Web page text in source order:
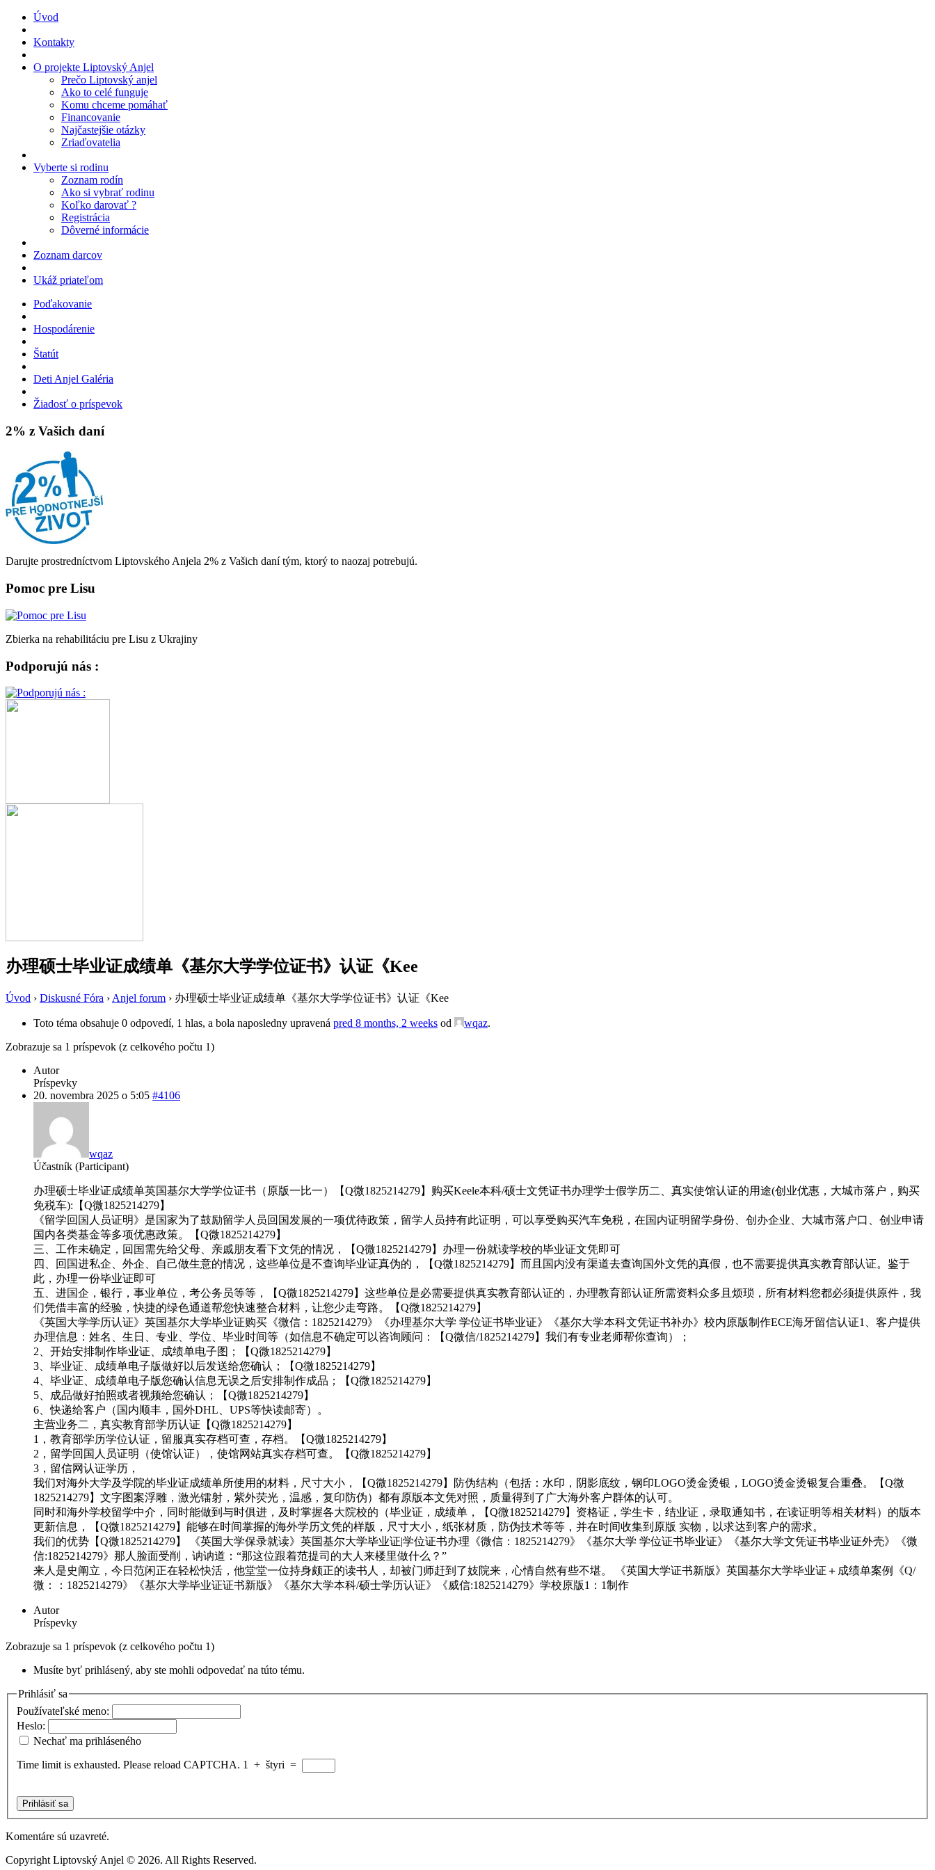
Úvod
Kontakty
O projekte Liptovský Anjel
Prečo Liptovský anjel
Ako to celé funguje
Komu chceme pomáhať
Financovanie
Najčastejšie otázky
Zriaďovatelia
Vyberte si rodinu
Zoznam rodín
Ako si vybrať rodinu
Koľko darovať ?
Registrácia
Dôverné informácie
Zoznam darcov
Ukáž priateľom
Poďakovanie
Hospodárenie
Štatút
Deti Anjel Galéria
Žiadosť o príspevok
2% z Vašich daní
Darujte prostredníctvom Liptovského Anjela 2% z Vašich daní tým, ktorý to naozaj potrebujú.
Pomoc pre Lisu
Zbierka na rehabilitáciu pre Lisu z Ukrajiny
Podporujú nás :
办理硕士毕业证成绩单《基尔大学学位证书》认证《Kee
Úvod › Diskusné Fóra › Anjel forum › 办理硕士毕业证成绩单《基尔大学学位证书》认证《Kee
Toto téma obsahuje 0 odpovedí, 1 hlas, a bola naposledny upravená pred 8 months, 2 weeks od wqaz.
Zobrazuje sa 1 príspevok (z celkového počtu 1)
Autor
Príspevky
20. novembra 2025 o 5:05 #4106
wqaz
Účastník (Participant)
办理硕士毕业证成绩单英国基尔大学学位证书（原版一比一）【Q微1825214279】购买Keele本科/硕士文凭证书办理学士假学历二、真实使馆认证的用途(创业优惠，大城市落户，购买
免税车):【Q微1825214279】
《留学回国人员证明》是国家为了鼓励留学人员回国发展的一项优待政策，留学人员持有此证明，可以享受购买汽车免税，在国内证明留学身份、创办企业、大城市落户口、创业申请
国内各类基金等多项优惠政策。【Q微1825214279】
三、工作未确定，回国需先给父母、亲戚朋友看下文凭的情况，【Q微1825214279】办理一份就读学校的毕业证文凭即可
四、回国进私企、外企、自己做生意的情况，这些单位是不查询毕业证真伪的，【Q微1825214279】而且国内没有渠道去查询国外文凭的真假，也不需要提供真实教育部认证。鉴于
此，办理一份毕业证即可
五、进国企，银行，事业单位，考公务员等等，【Q微1825214279】这些单位是必需要提供真实教育部认证的，办理教育部认证所需资料众多且烦琐，所有材料您都必须提供原件，我
们凭借丰富的经验，快捷的绿色通道帮您快速整合材料，让您少走弯路。【Q微1825214279】
《英国大学学历认证》英国基尔大学毕业证购买《微信：1825214279》《办理基尔大学 学位证书毕业证》《基尔大学本科文凭证书补办》校内原版制作ECE海牙留信认证1、客户提供
办理信息：姓名、生日、专业、学位、毕业时间等（如信息不确定可以咨询顾问：【Q微信/1825214279】我们有专业老师帮你查询）；
2、开始安排制作毕业证、成绩单电子图；【Q微1825214279】
3、毕业证、成绩单电子版做好以后发送给您确认；【Q微1825214279】
4、毕业证、成绩单电子版您确认信息无误之后安排制作成品；【Q微1825214279】
5、成品做好拍照或者视频给您确认；【Q微1825214279】
6、快递给客户（国内顺丰，国外DHL、UPS等快读邮寄）。
主营业务二，真实教育部学历认证【Q微1825214279】
1，教育部学历学位认证，留服真实存档可查，存档。【Q微1825214279】
2，留学回国人员证明（使馆认证），使馆网站真实存档可查。【Q微1825214279】
3，留信网认证学历，
我们对海外大学及学院的毕业证成绩单所使用的材料，尺寸大小，【Q微1825214279】防伪结构（包括：水印，阴影底纹，钢印LOGO烫金烫银，LOGO烫金烫银复合重叠。【Q微
1825214279】文字图案浮雕，激光镭射，紫外荧光，温感，复印防伪）都有原版本文凭对照，质量得到了广大海外客户群体的认可。
同时和海外学校留学中介，同时能做到与时俱进，及时掌握各大院校的（毕业证，成绩单，【Q微1825214279】资格证，学生卡，结业证，录取通知书，在读证明等相关材料）的版本
更新信息，【Q微1825214279】能够在时间掌握的海外学历文凭的样版，尺寸大小，纸张材质，防伪技术等等，并在时间收集到原版 实物，以求达到客户的需求。
我们的优势【Q微1825214279】 《英国大学保录就读》英国基尔大学毕业证|学位证书办理《微信：1825214279》《基尔大学 学位证书毕业证》《基尔大学文凭证书毕业证外壳》《微
信:1825214279》那人脸面受削，讷讷道：“那这位跟着范提司的大人来楼里做什么？”
来人是史阐立，今日范闲正在轻松快活，他堂堂一位持身颇正的读书人，却被门师赶到了妓院来，心情自然有些不堪。 《英国大学证书新版》英国基尔大学毕业证＋成绩单案例《Q/
微：：1825214279》《基尔大学毕业证证书新版》《基尔大学本科/硕士学历认证》《威信:1825214279》学校原版1：1制作
Autor
Príspevky
Zobrazuje sa 1 príspevok (z celkového počtu 1)
Musíte byť prihlásený, aby ste mohli odpovedať na túto tému.
Prihlásiť sa
Používateľské meno:
Heslo:
Nechať ma prihláseného
Time limit is exhausted. Please reload CAPTCHA. 1 + štyri =
Prihlásiť sa
Komentáre sú uzavreté.
Copyright Liptovský Anjel © 2026. All Rights Reserved.